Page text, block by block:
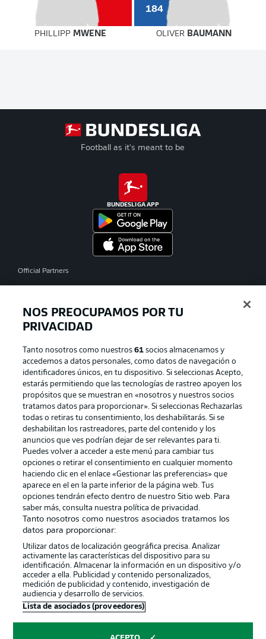
184
PHILLIPP MWENE OLIVER BAUMANN
Football as it's meant to be
BUNDESLIGA APP
Official Partners
Publicidad Aviso legal
Gestionar las preferencias Declaracion de privacidad
Canales Trabajos
Jugadores Condiciones de uso
Sello Editorial Contacto
© 2026 Bundesliga-Gruppe GmbH
Elegir idioma
NOS PREOCUPAMOS POR TU
PRIVACIDAD
Tanto nosotros como nuestros61 socios almacenamos y
accedemos a datos personales, como datos de navegación o
identificadores únicos, en tu dispositivo. Si seleccionas Acepto,
estarás permitiendo que las tecnologías de rastreo apoyen los
propósitos que se muestran en «nosotros y nuestros socios
tratamos datos para proporcionar». Si seleccionas Rechazarlas
todas o retiras tu consentimiento, los deshabilitarás. Si se
deshabilitan los rastreadores, parte del contenido y los
anuncios que ves podrían dejar de ser relevantes para ti.
Puedes volver a acceder a este menú para cambiar tus
opciones o retirar el consentimiento en cualquier momento
haciendo clic en el enlace «Gestionar las preferencias» que
aparece en el en la parte inferior de la página web. Tus
opciones tendrán efecto dentro de nuestro Sitio web. Para
saber más, consulta nuestra política de privacidad.
Tanto nosotros como nuestros asociados tratamos los
datos para proporcionar:
Utilizar datos de localización geográfica precisa. Analizar
activamente las características del dispositivo para su
identificación. Almacenar la información en un dispositivo y/o
acceder a ella. Publicidad y contenido personalizados,
medición de publicidad y contenido, investigación de
audiencia y desarrollo de servicios.
Lista de asociados (proveedores)